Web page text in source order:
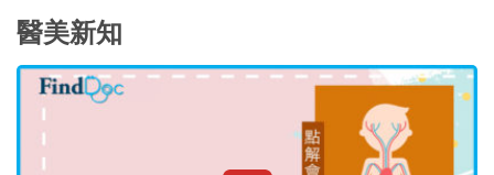
醫美新知